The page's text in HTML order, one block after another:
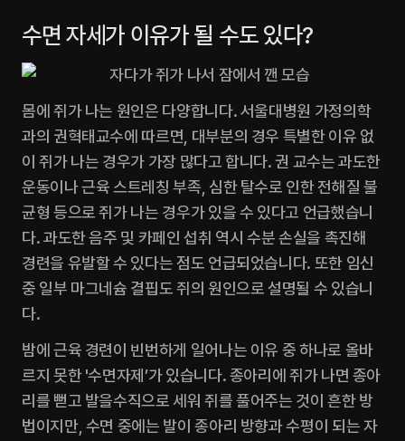
수면 자세가 이유가 될 수도 있다?
몸에 쥐가 나는 원인은 다양합니다. 서울대병원 가정의학
과의 권혁태교수에 따르면, 대부분의 경우 특별한 이유 없
이 쥐가 나는 경우가 가장 많다고 합니다. 권 교수는 과도한
운동이나 근육 스트레칭 부족, 심한 탈수로 인한 전해질 불
균형 등으로 쥐가 나는 경우가 있을 수 있다고 언급했습니
다. 과도한 음주 및 카페인 섭취 역시 수분 손실을 촉진해
경련을 유발할 수 있다는 점도 언급되었습니다. 또한 임신
중 일부 마그네슘 결핍도 쥐의 원인으로 설명될 수 있습니
다.
밤에 근육 경련이 빈번하게 일어나는 이유 중 하나로 올바
르지 못한 '수면자제’가 있습니다. 종아리에 쥐가 나면 종아
리를 뻗고 발을수직으로 세워 쥐를 풀어주는 것이 흔한 방
법이지만, 수면 중에는 발이 종아리 방향과 수평이 되는 자